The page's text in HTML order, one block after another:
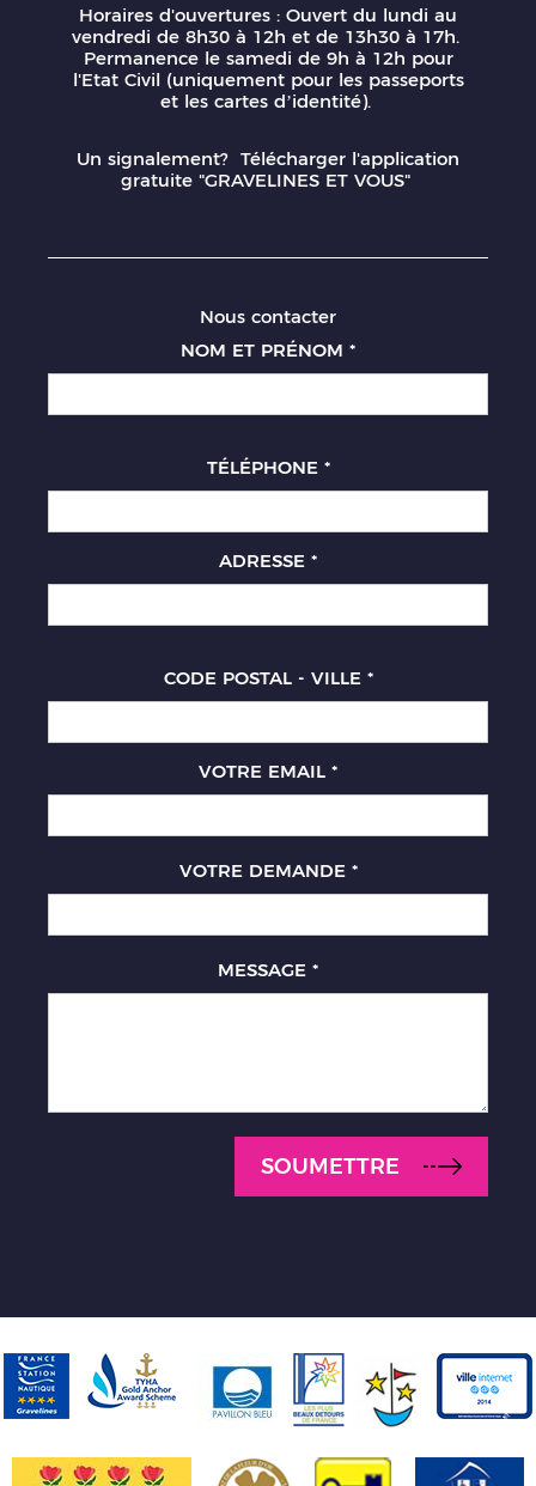
Horaires d'ouvertures : Ouvert du lundi au
vendredi de 8h30 à 12h et de 13h30 à 17h.
Permanence le samedi de 9h à 12h pour
l'Etat Civil (uniquement pour les passeports
et les cartes d’identité).
Un signalement? Télécharger l'application
gratuite "GRAVELINES ET VOUS"
Nous contacter
NOM ET PRÉNOM *
TÉLÉPHONE *
ADRESSE *
CODE POSTAL - VILLE *
VOTRE EMAIL *
VOTRE DEMANDE *
MESSAGE *
SOUMETTRE